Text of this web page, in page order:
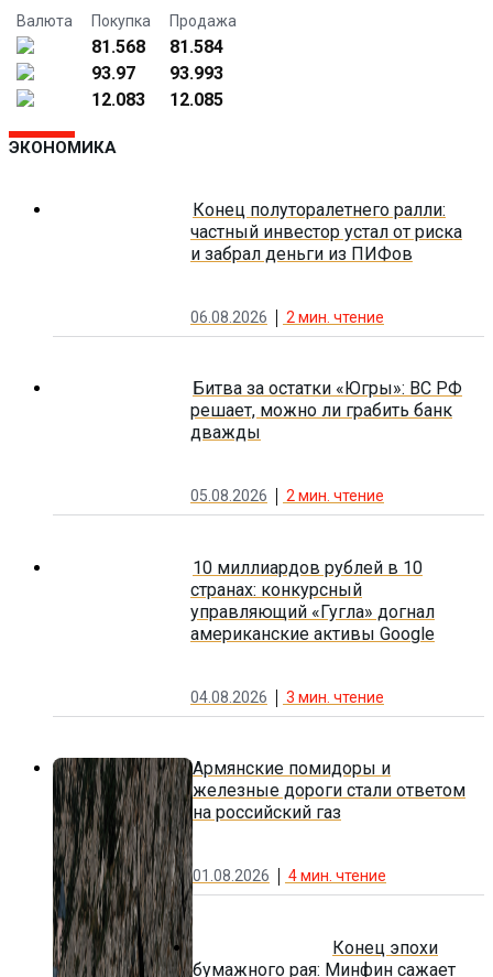
Валюта Покупка Продажа
81.568
81.584
93.97
93.993
12.083
12.085
ЭКОНОМИКА
Конец полуторалетнего ралли:
частный инвестор устал от риска
и забрал деньги из ПИФов
06.08.2026 2 мин. чтение
Битва за остатки «Югры»: ВС РФ
решает, можно ли грабить банк
дважды
05.08.2026 2мин. чтение
10 миллиардов рублей в 10
странах: конкурсный
управляющий «Гугла» догнал
американские активы Google
04.08.2026 3 мин. чтение
Армянские помидоры и
железные дороги стали ответом
на российский газ
01.08.2026 4мин. чтение
Конец эпохи
бумажного рая: Минфин сажает